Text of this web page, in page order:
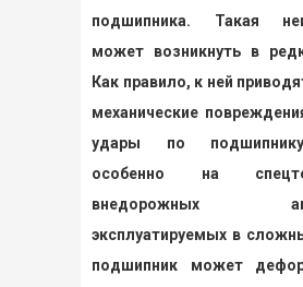
подшипника. Такая
может возникнуть в
Как правило, к ней
механические
удары по
особенно на
внедорожных
эксплуатируемых в
подшипник может